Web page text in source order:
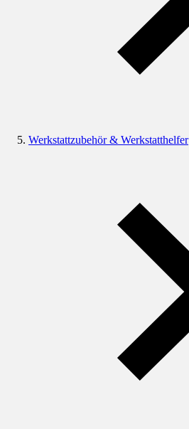
Werkstattzubehör & Werkstatthelfer